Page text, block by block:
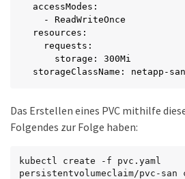
accessModes:
  - ReadWriteOnce
resources:
  requests:
    storage: 300Mi
storageClassName: netapp-
Das Erstellen eines PVC mithilfe
Folgendes zur Folge haben:
kubectl create -f pvc.yaml
persistentvolumeclaim/pvc-san